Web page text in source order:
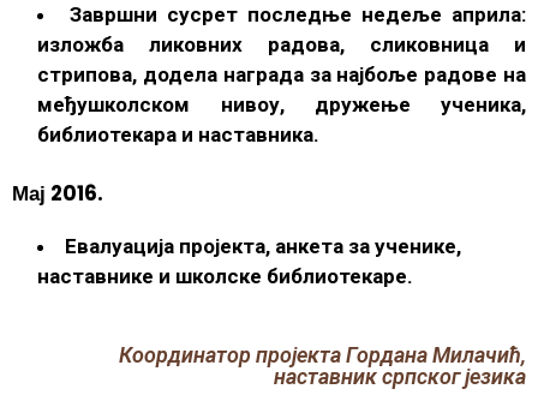
Завршни сусрет последње недеље априла:
изложба ликовних радова, сликовница и
стрипова, додела награда за најбоље радове на
међушколском нивоу, дружење ученика,
библиотекара и наставника.
Мај 2016.
Евалуација пројекта, анкета за ученике,
наставнике и школске библиотекаре.
Координатор пројекта Гордана Милачић,
наставник српског језика